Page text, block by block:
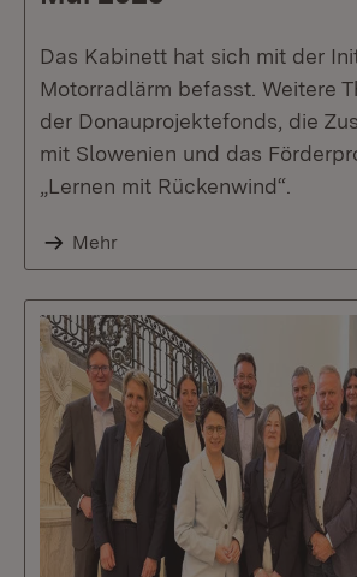
Das Kabinett hat sich mit der
Motorradlärm befasst. Weitere
der Donauprojektefonds, die
mit Slowenien und das
„Lernen mit Rückenwind“.
Mehr